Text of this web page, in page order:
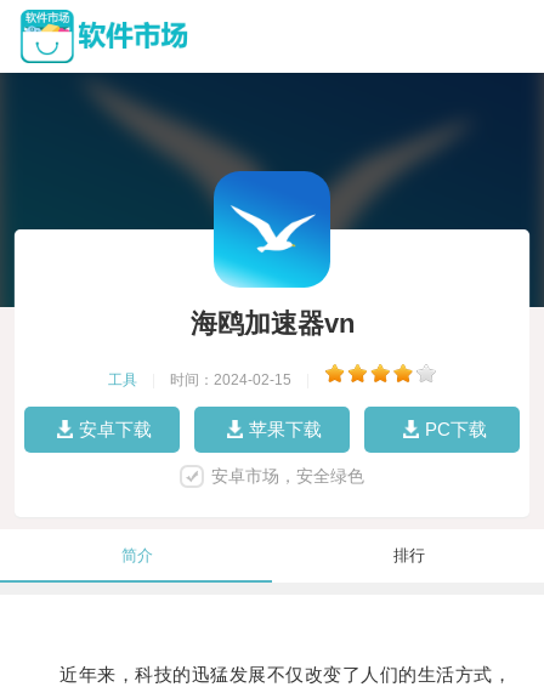
海鸥加速器vn
工具 时间：2024-02-15
安卓下载 苹果下载 PC下载
安卓市场，安全绿色
简介 排行
近年来，科技的迅猛发展不仅改变了人们的生活方式，